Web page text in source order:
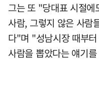
그는 또 "당대표 시절
사람, 그렇지 않은 사람
다"며 "성남시장 때부
사람을 뽑았다는 얘기